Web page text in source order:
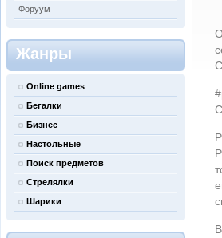
Форуум
Жанры
Online games
Бегалки
Бизнес
Настольные
Поиск предметов
Стрелялки
Шарики